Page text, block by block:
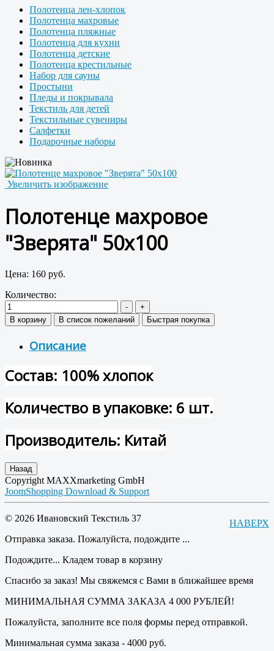
Полотенца лен-хлопок
Полотенца махровые
Полотенца пляжные
Полотенца для кухни
Полотенца детские
Полотенца крестильные
Набор для сауны
Простыни
Пледы и покрывала
Текстиль для детей
Текстильные сувениры
Салфетки
Подарочные наборы
Увеличить изображение
Полотенце махровое
"Зверята" 50x100
Цена: 160 руб.
Количество:
Описание
Состав: 100% хлопок
Количество в упаковке: 6 шт.
Производитель: Китай
Copyright MAXXmarketing GmbH
JoomShopping Download & Support
НАВЕРХ
© 2026 Ивановский Текстиль 37
Отправка заказа. Пожалуйста, подождите ...
Подождите... Кладем товар в корзину
Спасибо за заказ! Мы свяжемся с Вами в ближайшее время
МИНИМАЛЬНАЯ СУММА ЗАКАЗА 4 000 РУБЛЕЙ!
Пожалуйста, заполните все поля формы перед отправкой.
Минимальная сумма заказа - 4000 руб.